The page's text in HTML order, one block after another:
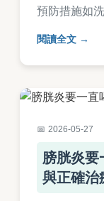
預防措施如
效防護個人
合所有年齡
閱讀全文
2026-05-27
膀胱炎要
與正確治